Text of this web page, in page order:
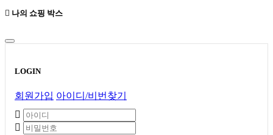
나의 쇼핑 박스
LOGIN
회원가입 아이디/비번찾기